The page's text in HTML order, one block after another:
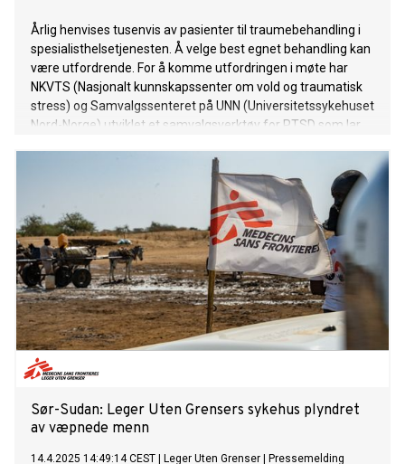
Årlig henvises tusenvis av pasienter til traumebehandling i
spesialisthelsetjenesten. Å velge best egnet behandling kan
være utfordrende. For å komme utfordringen i møte har
NKVTS (Nasjonalt kunnskapssenter om vold og traumatisk
stress) og Samvalgssenteret på UNN (Universitetssykehuset
Nord-Norge) utviklet et samvalgsverktøy for PTSD som lar
Sør-Sudan: Leger Uten Grensers sykehus plyndret
av væpnede menn
14.4.2025 14:49:14 CEST Leger Uten Grenser Pressemelding